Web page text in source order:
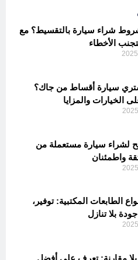
شراء سيارة بالتقسيط؟ مع
الأخطاء
سيارة أقساط من جاك؟
الخيارات والمزايا
لشراء سيارة مستعملة من
واطمئنان
الطابعات المكتبية: توفير،
بلا تنازل
بلا مقارنة: تعرف على أفضل